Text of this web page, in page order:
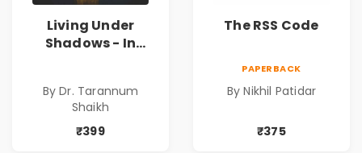
Living Under
Shadows - In
Tarannum Shaikh
| Pre-Order
By Dr. Tarannum
Shaikh
₹399
The RSS Code
PAPERBACK
By Nikhil Patidar
₹375